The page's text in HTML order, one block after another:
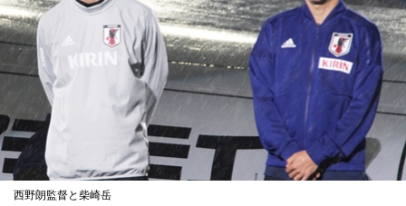
西野朗監督と柴崎岳